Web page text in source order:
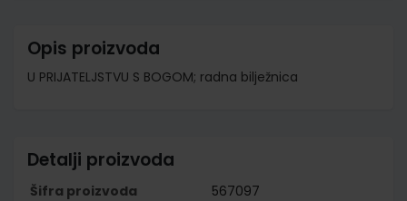
Opis proizvoda
U PRIJATELJSTVU S BOGOM; radna bilježnica
Detalji proizvoda
Šifra proizvoda
567097